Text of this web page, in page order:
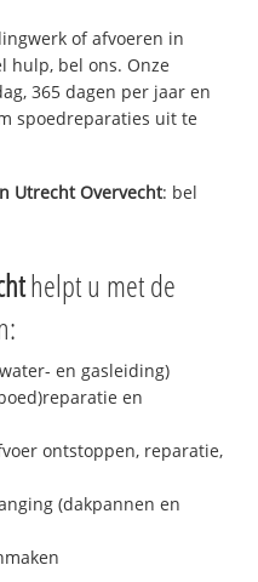
of afvoeren in
hulp, bel ons. Onze
365 dagen per jaar en
spoedreparaties uit te
Utrecht Overvecht: bel
helpt u met de
en gasleiding)
en
ontstoppen, reparatie,
(dakpannen en